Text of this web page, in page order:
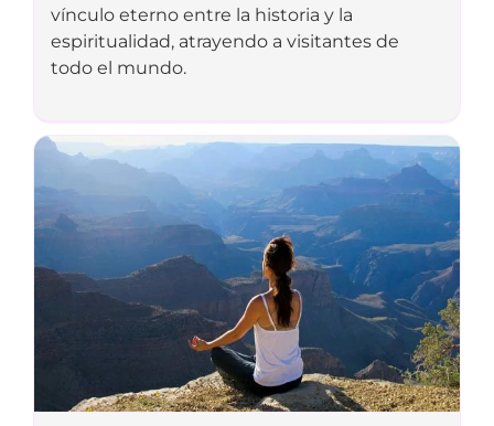
vínculo eterno entre la historia y la
espiritualidad, atrayendo a visitantes de
todo el mundo.